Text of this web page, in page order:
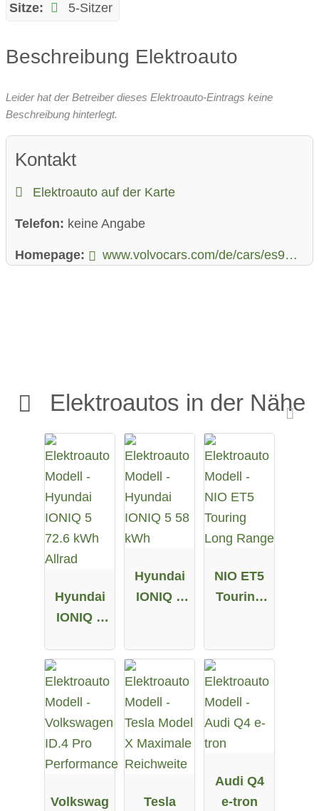
Sitze:
5-Sitzer
Beschreibung Elektroauto
Leider hat der Betreiber dieses Elektroauto-Eintrags keine
Beschreibung hinterlegt.
Kontakt
Elektroauto auf der Karte
Telefon: keine Angabe
Homepage: www.volvocars.com/de/cars/es90-electric/
Elektroautos in der Nähe
Hyundai
IONIQ 5
Allrad
Hyundai
IONIQ 5
NIO ET5
Touring
Volkswag
Tesla
Audi Q4
e-tron